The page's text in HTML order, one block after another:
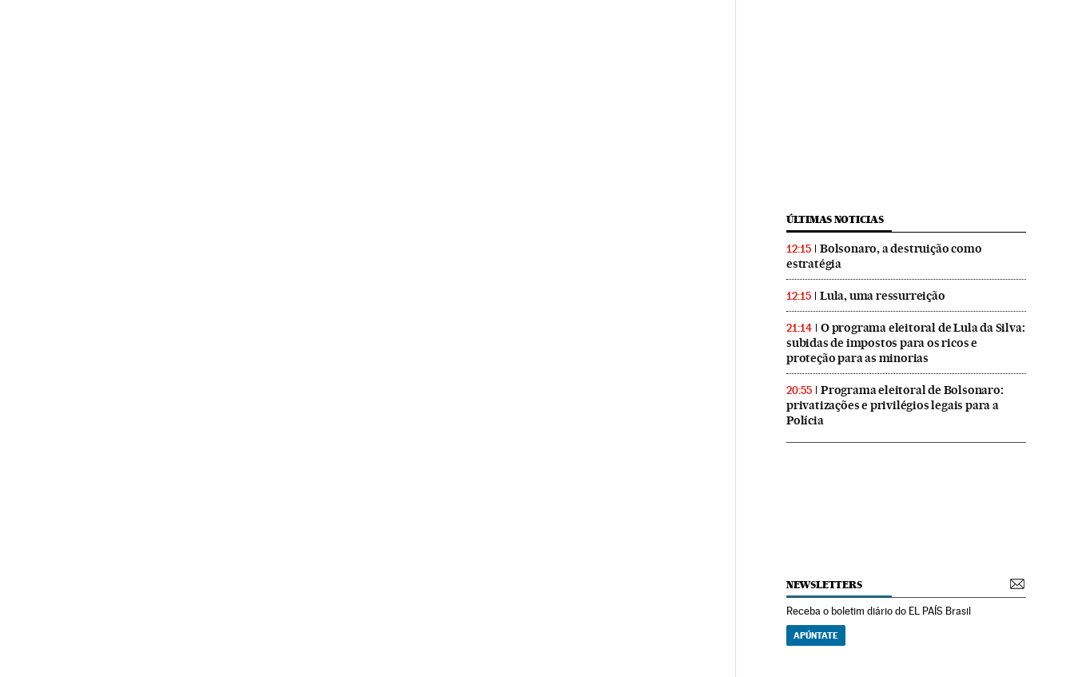
ÚLTIMAS NOTICIAS
12:15
Bolsonaro, a destruição como
estratégia
12:15 Lula, uma ressurreição
21:14
O programa eleitoral de Lula da Silva:
subidas de impostos para os ricos e
proteção para as minorias
20:55
Programa eleitoral de Bolsonaro:
privatizações e privilégios legais para a
Polícia
NEWSLETTERS
Receba o boletim diário do EL PAÍS Brasil
APÚNTATE